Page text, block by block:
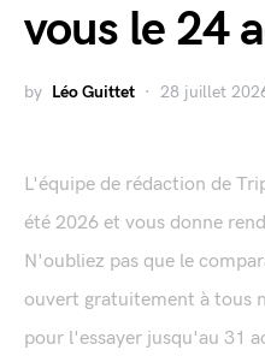
vous le 24
by Léo Guittet 28 juillet
L'équipe de rédaction de
été 2026 et vous donne
N'oubliez pas que le
ouvert gratuitement à tous
pour l'essayer jusqu'au 31